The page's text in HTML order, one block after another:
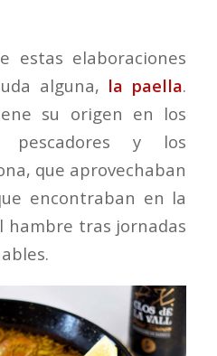
estas elaboraciones
alguna, la paella.
su origen en los
y los
que aprovechaban
encontraban en la
hambre tras jornadas